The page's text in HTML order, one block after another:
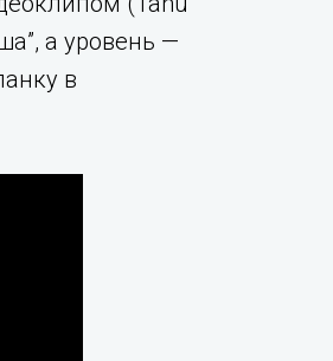
а уровень —
в